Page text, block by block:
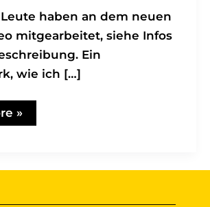
haben an dem neuen
mitgearbeitet, siehe Infos
Ein
wie ich […]
»